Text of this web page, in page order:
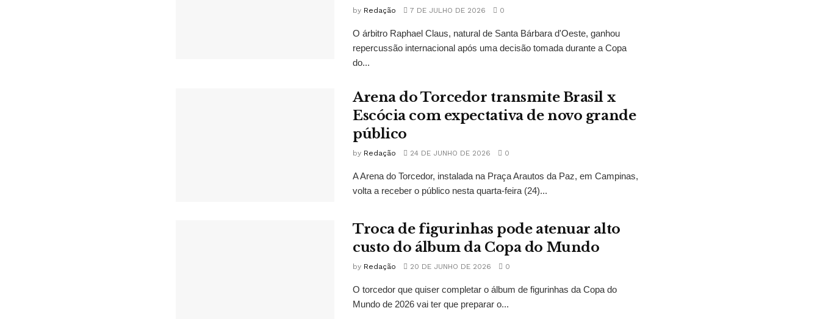
by Redação 7 DE JULHO DE 2026 0
O árbitro Raphael Claus, natural de Santa Bárbara d'Oeste, ganhou
repercussão internacional após uma decisão tomada durante a Copa
do...
Arena do Torcedor transmite Brasil x
Escócia com expectativa de novo grande
público
by Redação 24 DE JUNHO DE 2026 0
A Arena do Torcedor, instalada na Praça Arautos da Paz, em Campinas,
volta a receber o público nesta quarta-feira (24)...
Troca de figurinhas pode atenuar alto
custo do álbum da Copa do Mundo
by Redação 20 DE JUNHO DE 2026 0
O torcedor que quiser completar o álbum de figurinhas da Copa do
Mundo de 2026 vai ter que preparar o...